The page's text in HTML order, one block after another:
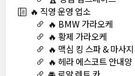
🔥 직영 운영 업소
🔥 BMW 가라오케
🔥 황제 가라오케
🔥 맥심 킹 스파 & 마사지
🔥 헤라 에스코트 안내양